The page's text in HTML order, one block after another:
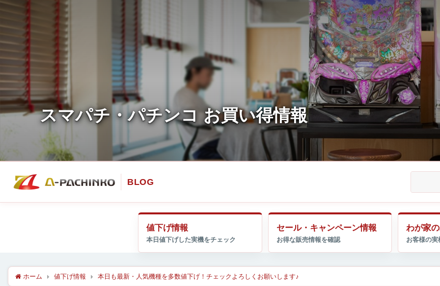
値下げ情報 セール・キャンペーン情報 わが家
ホーム 値下げ情報 本日も最新・人気機種を多数値下げ！チェックよろしくお願いします♪